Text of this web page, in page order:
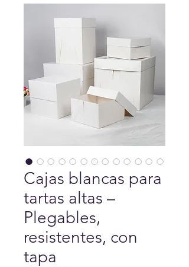
Cajas blancas para
tartas altas –
Plegables,
resistentes, con
tapa